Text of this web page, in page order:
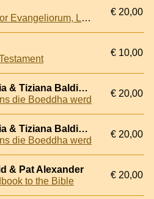
Synopsis Quattuor Evangeliorum, Locis parallelis evangeliorum apocryphorum et patrum adhibitis edidit Kurt Aland: Editio tertia
€ 20,00
€ 10,00
Albanese, Marilia & Tiziana Baldizzone & Gianni Baldizzone
die Boeddha werd
€ 20,00
Albanese, Marilia & Tiziana Baldizzone & Gianni Baldizzone
die Boeddha werd
€ 20,00
& Pat Alexander
to the Bible
€ 20,00